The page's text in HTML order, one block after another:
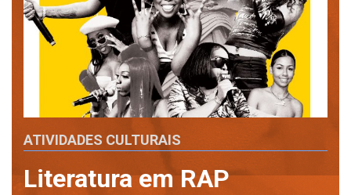
ATIVIDADES CULTURAIS
Literatura em RAP